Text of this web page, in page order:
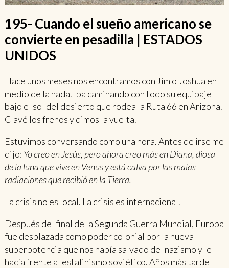
195- Cuando el sueño americano se
convierte en pesadilla | ESTADOS
UNIDOS
Hace unos meses nos encontramos con Jim o Joshua en
medio de la nada. Iba caminando con todo su equipaje
bajo el sol del desierto que rodea la Ruta 66 en Arizona.
Clavé los frenos y dimos la vuelta.
Estuvimos conversando como una hora. Antes de irse me
dijo: Yo creo en Jesús, pero ahora creo más en Diana, diosa
de la luna que vive en Venus y está calva por las malas
radiaciones que recibió en la Tierra.
La crisis no es local. La crisis es internacional.
Después del final de la Segunda Guerra Mundial, Europa
fue desplazada como poder colonial por la nueva
superpotencia que nos había salvado del nazismo y le
hacía frente al estalinismo soviético. Años más tarde